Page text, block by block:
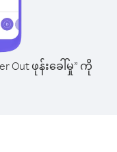
Out ဖုန်းခေါ်မှု” ကို